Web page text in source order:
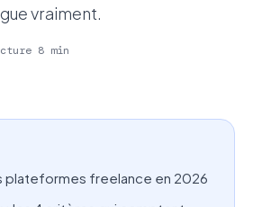
vraiment.
8 min
plateformes freelance en 2026